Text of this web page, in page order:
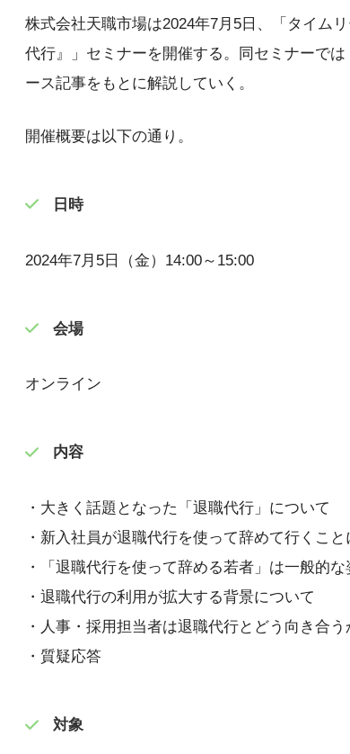
株式会社天職市場は2024年7月5日、「タイム
代行』」セミナーを開催する。同セミナーで
ース記事をもとに解説していく。
開催概要は以下の通り。
日時
2024年7月5日（金）14:00～15:00
会場
オンライン
内容
・大きく話題となった「退職代行」について
・新入社員が退職代行を使って辞めて行くこと
・「退職代行を使って辞める若者」は一般的
・退職代行の利用が拡大する背景について
・人事・採用担当者は退職代行とどう向き合う
・質疑応答
対象